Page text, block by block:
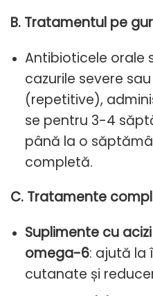
B. Tratamentul pe
Antibioticele orale
cazurile severe
(repetitive),
se pentru 3-4
până la o
completă.
C. Tratamente
Suplimente cu
omega-6: ajută la
cutanate și